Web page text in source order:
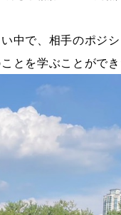
中で、相手のポジ
とを学ぶことができ